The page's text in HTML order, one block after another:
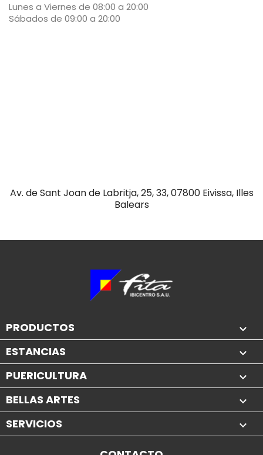
Lunes a Viernes de 08:00 a 20:00
Sábados de 09:00 a 20:00
Av. de Sant Joan de Labritja, 25, 33, 07800 Eivissa, Illes
Balears
PRODUCTOS 
ESTANCIAS 
PUERICULTURA 
BELLAS ARTES 
SERVICIOS 